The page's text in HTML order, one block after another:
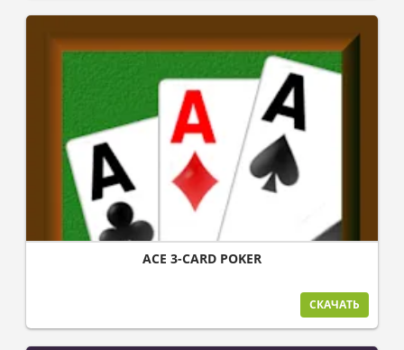
ACE 3-CARD POKER
СКАЧАТЬ